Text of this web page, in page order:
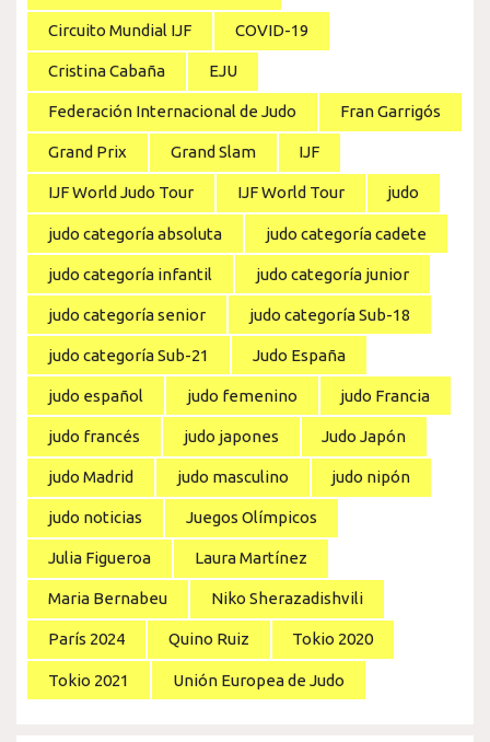
Circuito Mundial IJF COVID-19
Cristina Cabaña EJU
Federación Internacional de Judo Fran Garrigós
Grand Prix Grand Slam IJF
IJF World Judo Tour IJF World Tour judo
judo categoría absoluta judo categoría cadete
judo categoría infantil judo categoría junior
judo categoría senior judo categoría Sub-18
judo categoría Sub-21 Judo España
judo español judo femenino judo Francia
judo francés judo japones Judo Japón
judo Madrid judo masculino judo nipón
judo noticias Juegos Olímpicos
Julia Figueroa Laura Martínez
Maria Bernabeu Niko Sherazadishvili
París 2024 Quino Ruiz Tokio 2020
Tokio 2021 Unión Europea de Judo